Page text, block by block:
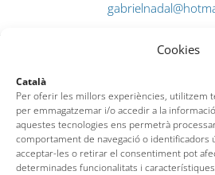
Cookies
Català
Per oferir les millors experiències, utilitzem
per emmagatzemar i/o accedir a la
aquestes tecnologies ens permetrà
comportament de navegació o identificadors
acceptar-les o retirar el consentiment pot
determinades funcionalitats i
Office de Tourisme de